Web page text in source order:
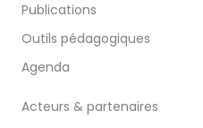
Publications
Outils pédagogiques
Agenda
Acteurs & partenaires